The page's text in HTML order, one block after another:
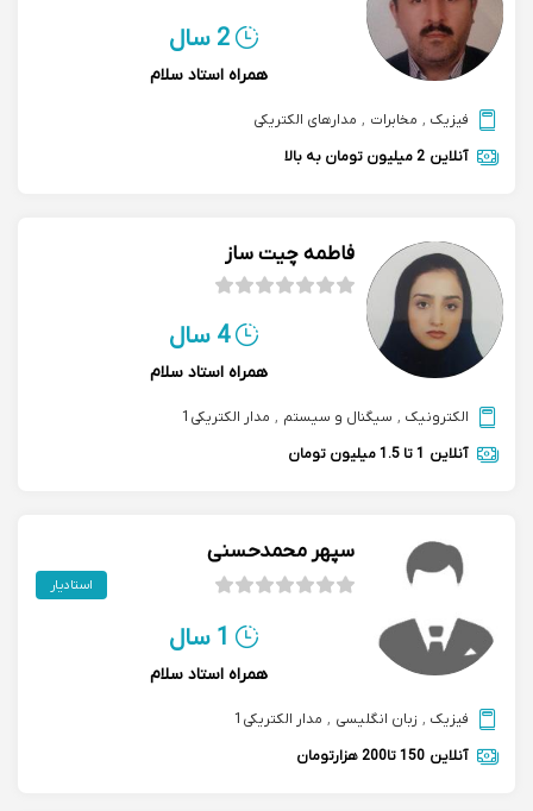
2 سال
همراه استاد سلام
فیزیک , مخابرات , مدارهای الکتریکی
آنلاین 2 میلیون تومان به بالا
فاطمه چیت ساز
4 سال
همراه استاد سلام
الکترونیک , سیگنال و سیستم , مدار الکتریکی1
آنلاین 1 تا 1.5 میلیون تومان
سپهر محمدحسنی
استادیار
1 سال
همراه استاد سلام
فیزیک , زبان انگلیسی , مدار الکتریکی1
آنلاین 150 تا200 هزارتومان